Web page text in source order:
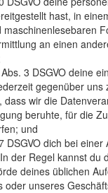
hast, in
maschinenlesebaren
an einen
3 DSGVO deine
gegenüber uns
dass wir die
beruhte, für die
und
DSGVO dich bei einer
der Regel kannst du
deines üblichen
oder unseres